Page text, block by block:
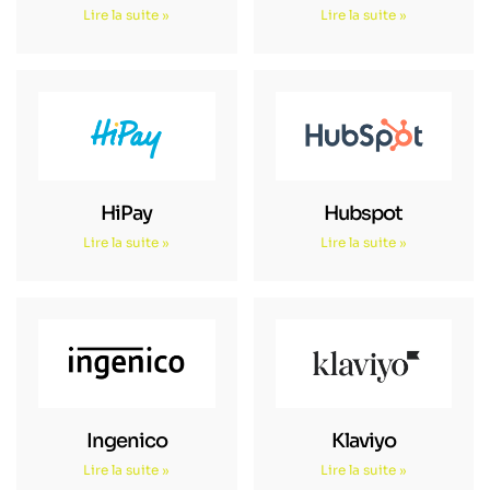
Lire la suite » Lire la suite »
HiPay
Lire la suite »
Hubspot
Lire la suite »
Ingenico
Lire la suite »
Klaviyo
Lire la suite »